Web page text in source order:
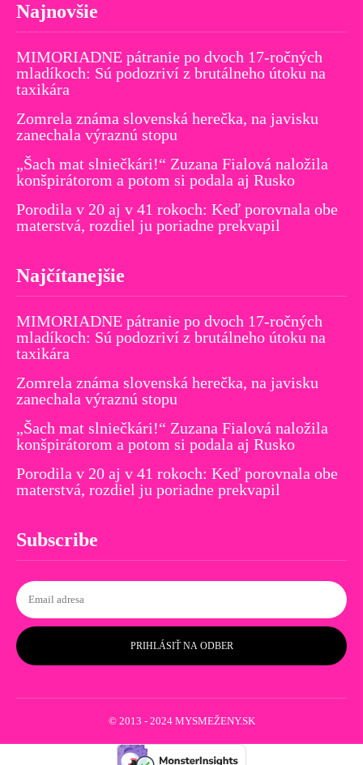
Najnovšie
MIMORIADNE pátranie po dvoch 17-ročných
mladíkoch: Sú podozriví z brutálneho útoku na
taxikára
Zomrela známa slovenská herečka, na javisku
zanechala výraznú stopu
„Šach mat slniečkári!“ Zuzana Fialová naložila
konšpirátorom a potom si podala aj Rusko
Porodila v 20 aj v 41 rokoch: Keď porovnala obe
materstvá, rozdiel ju poriadne prekvapil
Najčítanejšie
MIMORIADNE pátranie po dvoch 17-ročných
mladíkoch: Sú podozriví z brutálneho útoku na
taxikára
Zomrela známa slovenská herečka, na javisku
zanechala výraznú stopu
„Šach mat slniečkári!“ Zuzana Fialová naložila
konšpirátorom a potom si podala aj Rusko
Porodila v 20 aj v 41 rokoch: Keď porovnala obe
materstvá, rozdiel ju poriadne prekvapil
Subscribe
PRIHLÁSIŤ NA ODBER
© 2013 - 2024 MYSMEŽENY.SK